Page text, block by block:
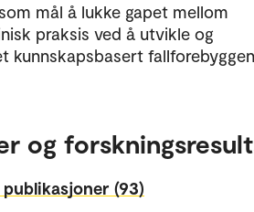
mål å lukke gapet mellom
praksis ved å utvikle og
kunnskapsbasert
og
(93)